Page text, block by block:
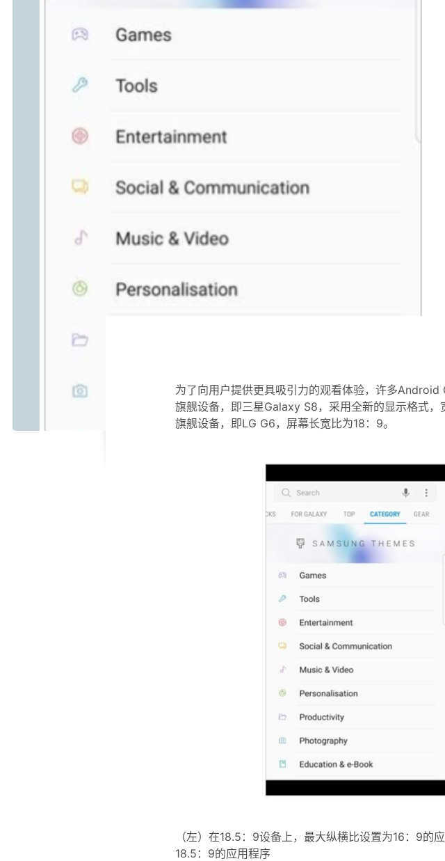
为了向用户提供更具吸引力的观看体验，许多
旗舰设备，即三星Galaxy S8，采用全新的显示格式
旗舰设备，即LG G6，屏幕长宽比为18：9。
（左）在18.5：9设备上，最大纵横比设置为16：9
18.5：9的应用程序